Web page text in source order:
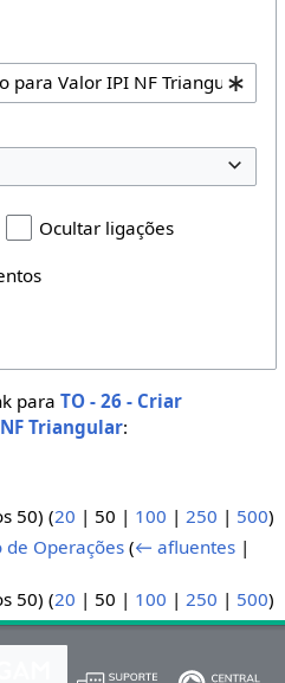
Ocultar ligações
para TO - 26 - Criar
Triangular:
50) (20 | 50 | 100 | 250 | 500)
de Operações (← afluentes |
50) (20 | 50 | 100 | 250 | 500)